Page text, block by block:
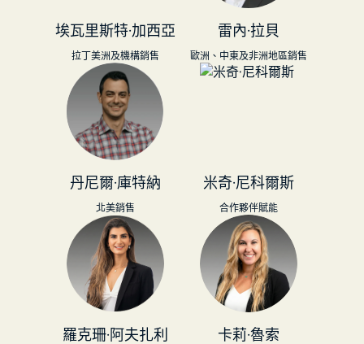
埃瓦里斯特·加西亞
拉丁美洲及機構銷售
雷內·拉貝
歐洲、中東及非洲地區銷售
丹尼爾·庫特納
北美銷售
米奇·尼科爾斯
合作夥伴賦能
羅克珊·阿夫扎利 卡莉·魯索